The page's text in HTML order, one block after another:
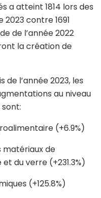
a atteint 1814 lors des
contre 1691
de l’année 2022
la création de
l’année 2023, les
au niveau
(+6.9%)
matériaux de
du verre (+231.3%)
(+125.8%)